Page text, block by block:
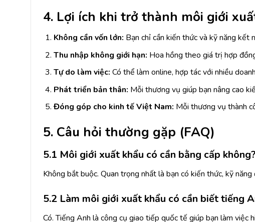
4. Lợi ích khi trở thành môi giới
Không cần vốn lớn: Bạn chỉ cần kiến thức và kỹ năng kết
Thu nhập không giới hạn: Hoa hồng theo giá trị hợp
Tự do làm việc: Có thể làm online, hợp tác với nhiều
Phát triển bản thân: Mỗi thương vụ giúp bạn nâng cao
Đóng góp cho kinh tế Việt Nam: Mỗi thương vụ thành
5. Câu hỏi thường gặp (FAQ)
5.1 Môi giới xuất khẩu có cần bằng cấp không?
Không bắt buộc. Quan trọng nhất là bạn có kiến thức, kỹ
5.2 Làm môi giới xuất khẩu có cần biết tiếng
Có. Tiếng Anh là công cụ giao tiếp quốc tế giúp bạn làm việc